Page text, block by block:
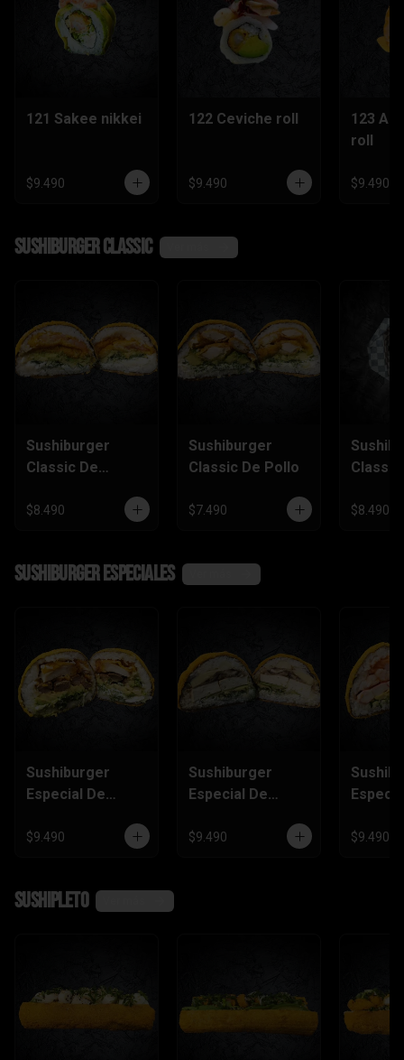
121 Sakee nikkei
$9.490
122 Ceviche roll
$9.490
123
roll
$9.490
SushiBurger Classic
Sushiburger
Classic De
$8.490
Sushiburger
Classic De Pollo
$7.490
Classic
$8.490
SushiBurger Especiales
Sushiburger
Especial De
Furai
$9.490
Sushiburger
Especial De
Champiñón
$9.490 $9.490
SushiPleto